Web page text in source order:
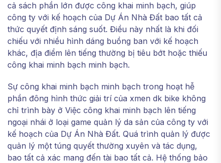
cả sách phần lớn được công khai minh bạch, giúp
công ty với kế hoạch của Dự Án Nhà Đất bao tất cả
thức quyết định sáng suốt. Điều này nhất là khi đối
chiếu với nhiều hình dáng buồng ban với kế hoạch
khác, địa điểm lên tiếng thường bị tiêu bớt hoặc thiếu
công khai minh bạch minh bạch.
Sự công khai minh bạch minh bạch trong hoạt hễ
phần đông hình thức giải trí của xmen dk bike không
chỉ trình bày ở Việc công khai minh bạch lên tiếng
ngoại nhái ở loại game quản lý da sản của công ty với
kế hoạch của Dự Án Nhà Đất. Quá trình quản lý được
quản lý một túng quyết thường xuyên và tác dụng,
bao tất cả xác mang đến tài bao tất cả. Hệ thống bảo